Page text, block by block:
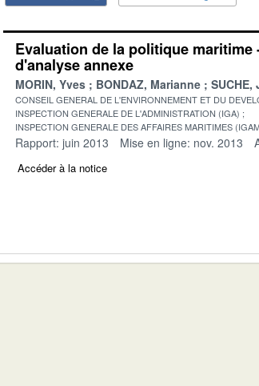
Evaluation de la politique
d'analyse annexe
MORIN, Yves BONDAZ, Marianne SUCHE,
CONSEIL GENERAL DE L'ENVIRONNEMENT ET DU
INSPECTION GENERALE DE L'ADMINISTRATION (IGA)
INSPECTION GENERALE DES AFFAIRES MARITIMES
Rapport: juin 2013 Mise en ligne: nov. 2013
Accéder à la notice